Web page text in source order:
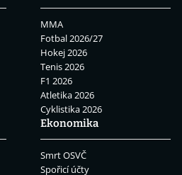
MMA
Fotbal 2026/27
Hokej 2026
Tenis 2026
F1 2026
Atletika 2026
Cyklistika 2026
Ekonomika
Smrt OSVČ
Spořicí účty